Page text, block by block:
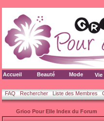
Accueil Beauté Mode
FAQ Rechercher Liste des Membres
Grioo Pour Elle Index du Forum